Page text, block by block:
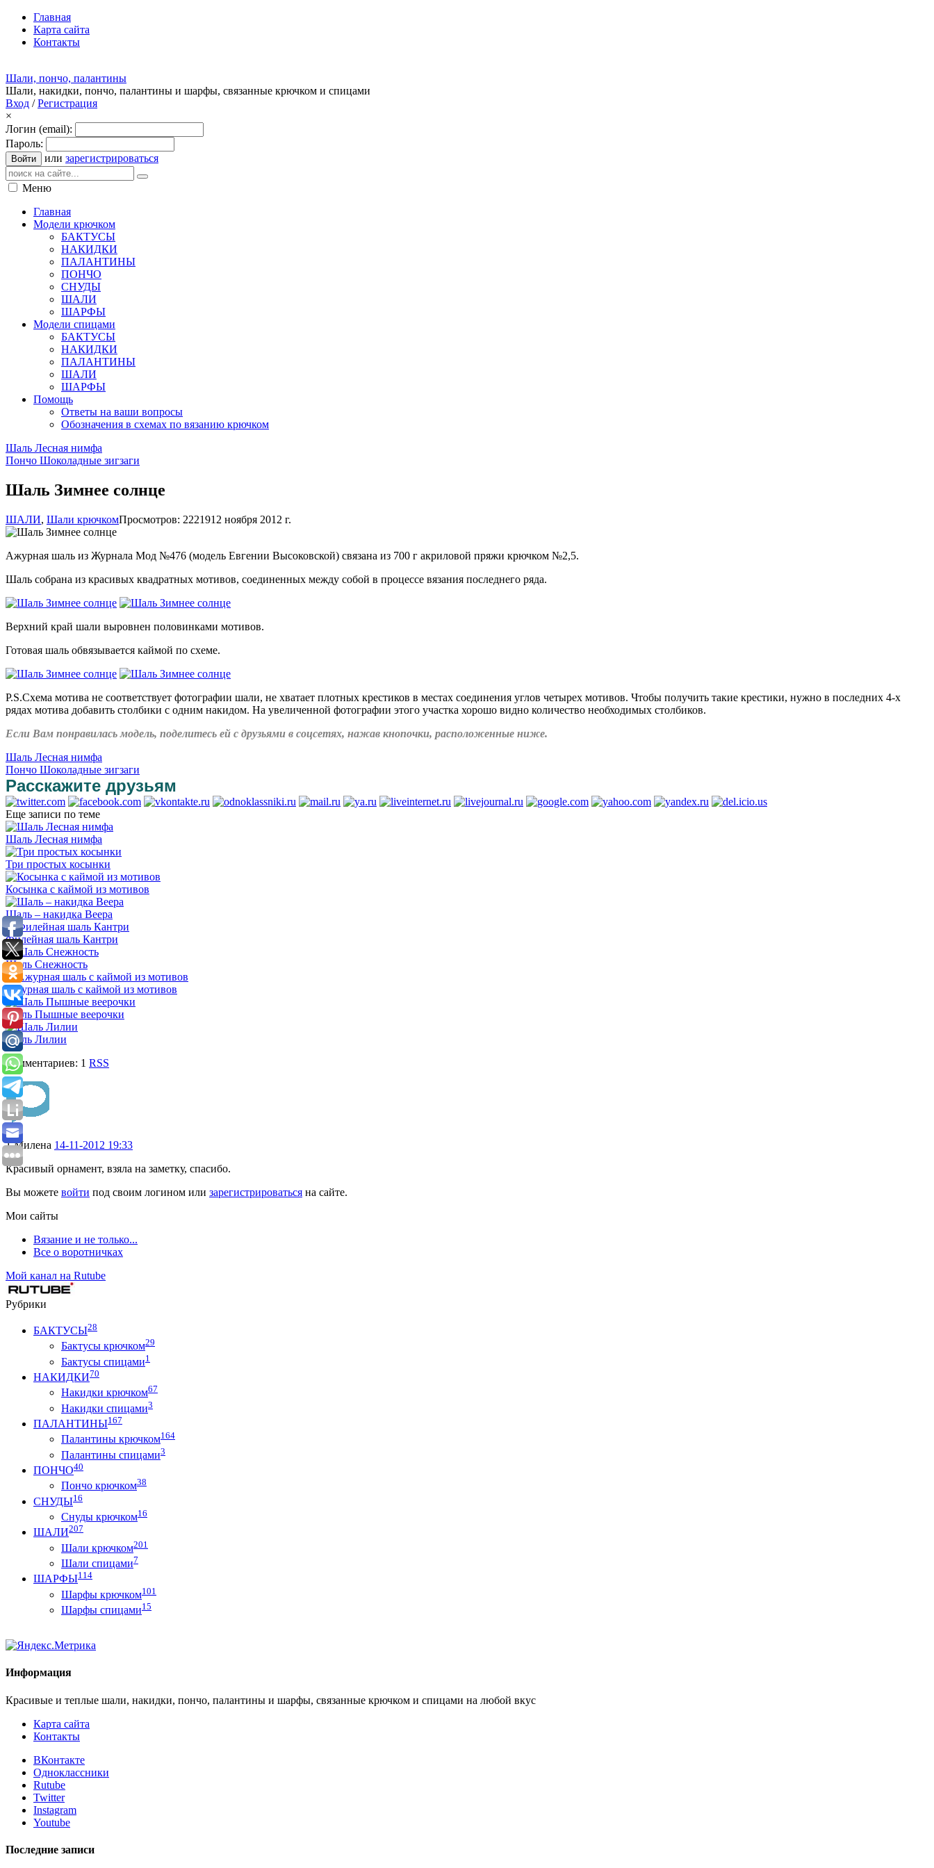
Главная
Карта сайта
Контакты
Шали, пончо, палантины
Шали, накидки, пончо, палантины и шарфы, связанные крючком и спицами
Вход /Регистрация
×
Логин (email):
Пароль:
Войти или зарегистрироваться
Меню
Главная
Модели крючком
БАКТУСЫ
НАКИДКИ
ПАЛАНТИНЫ
ПОНЧО
СНУДЫ
ШАЛИ
ШАРФЫ
Модели спицами
БАКТУСЫ
НАКИДКИ
ПАЛАНТИНЫ
ШАЛИ
ШАРФЫ
Помощь
Ответы на ваши вопросы
Обозначения в схемах по вязанию крючком
Шаль Лесная нимфа
Пончо Шоколадные зигзаги
Шаль Зимнее солнце
ШАЛИ, Шали крючкомПросмотров: 2221912 ноября 2012 г.
Ажурная шаль из Журнала Мод №476 (модель Евгении Высоковской) связана из 700 г акриловой пряжи крючком №2,5.
Шаль собрана из красивых квадратных мотивов, соединенных между собой в процессе вязания последнего ряда.
Верхний край шали выровнен половинками мотивов.
Готовая шаль обвязывается каймой по схеме.
P.S.Схема мотива не соответствует фотографии шали, не хватает плотных крестиков в местах соединения углов четырех мотивов. Чтобы получить такие крестики, нужно в последних 4-х
рядах мотива добавить столбики с одним накидом. На увеличенной фотографии этого участка хорошо видно количество необходимых столбиков.
Если Вам понравилась модель, поделитесь ей с друзьями в соцсетях, нажав кнопочки, расположенные ниже.
Шаль Лесная нимфа
Пончо Шоколадные зигзаги
Расскажите друзьям
Еще записи по теме
Шаль Лесная нимфа
Три простых косынки
Косынка с каймой из мотивов
Шаль – накидка Веера
Филейная шаль Кантри
Шаль Снежность
Ажурная шаль с каймой из мотивов
Шаль Пышные веерочки
Шаль Лилии
Комментариев: 1 RSS
1 Милена 14-11-2012 19:33
Красивый орнамент, взяла на заметку, спасибо.
Вы можете войти под своим логином или зарегистрироваться на сайте.
Мои сайты
Вязание и не только...
Все о воротничках
Мой канал на Rutube
Рубрики
БАКТУСЫ28
Бактусы крючком29
Бактусы спицами1
НАКИДКИ70
Накидки крючком67
Накидки спицами3
ПАЛАНТИНЫ167
Палантины крючком164
Палантины спицами3
ПОНЧО40
Пончо крючком38
СНУДЫ16
Снуды крючком16
ШАЛИ207
Шали крючком201
Шали спицами7
ШАРФЫ114
Шарфы крючком101
Шарфы спицами15
Информация
Красивые и теплые шали, накидки, пончо, палантины и шарфы, связанные крючком и спицами на любой вкус
Карта сайта
Контакты
ВКонтакте
Одноклассники
Rutube
Twitter
Instagram
Youtube
Последние записи